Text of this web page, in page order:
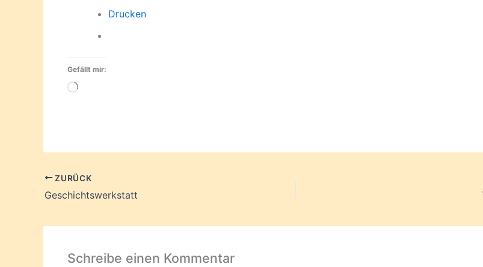
Drucken
Gefällt mir:
Wird
ZURÜCK
Geschichtswerkstatt
Schreibe einen Kommentar